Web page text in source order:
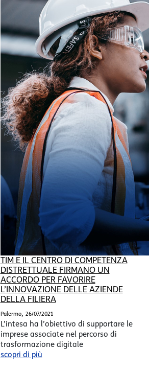
TIM E IL CENTRO DI COMPETENZA
DISTRETTUALE FIRMANO UN
ACCORDO PER FAVORIRE
L’INNOVAZIONE DELLE AZIENDE
DELLA FILIERA
Palermo, 26/07/2021
L’intesa ha l’obiettivo di supportare le
imprese associate nel percorso di
trasformazione digitale
scopri di più